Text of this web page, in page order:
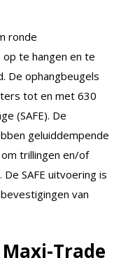
ronde
op te hangen en te
De ophangbeugels
tot en met 630
(SAFE). De
geluiddempende
trillingen en/of
SAFE uitvoering is
van
Trade